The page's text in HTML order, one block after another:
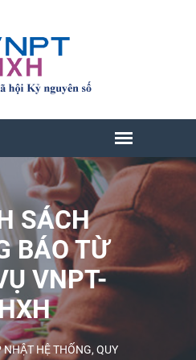
SÁCH
BÁO TỪ
VNPT-
HỆ THỐNG, QUY